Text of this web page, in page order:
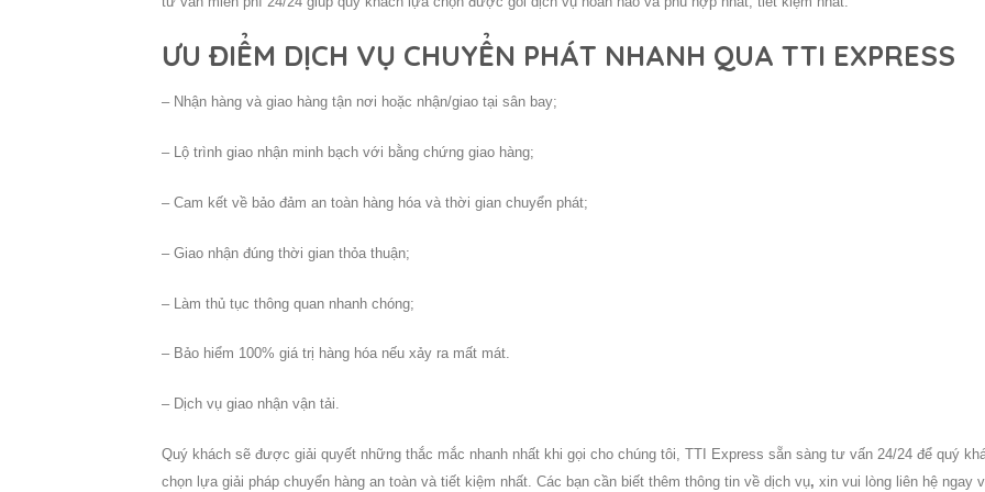
ƯU ĐIỂM DỊCH VỤ CHUYỂN PHÁT NHANH QUA TTI EXPRESS
– Nhận hàng và giao hàng tận nơi hoặc nhận/giao tại sân bay;
– Lộ trình giao nhận minh bạch với bằng chứng giao hàng;
– Cam kết về bảo đảm an toàn hàng hóa và thời gian chuyển phát;
– Giao nhận đúng thời gian thỏa thuận;
– Làm thủ tục thông quan nhanh chóng;
– Bảo hiểm 100% giá trị hàng hóa nếu xảy ra mất mát.
– Dịch vụ giao nhận vận tải.
Quý khách sẽ được giải quyết những thắc mắc nhanh nhất khi gọi cho chúng tôi, TTI Express sẵn sàng tư vấn 24/24 để quý
chọn lựa giải pháp chuyển hàng an toàn và tiết kiệm nhất. Các bạn cần biết thêm thông tin về dịch vụ, xin vui lòng liên hệ ngay